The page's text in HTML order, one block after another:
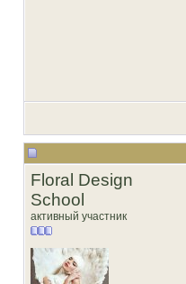
Floral Design
School
активный участник